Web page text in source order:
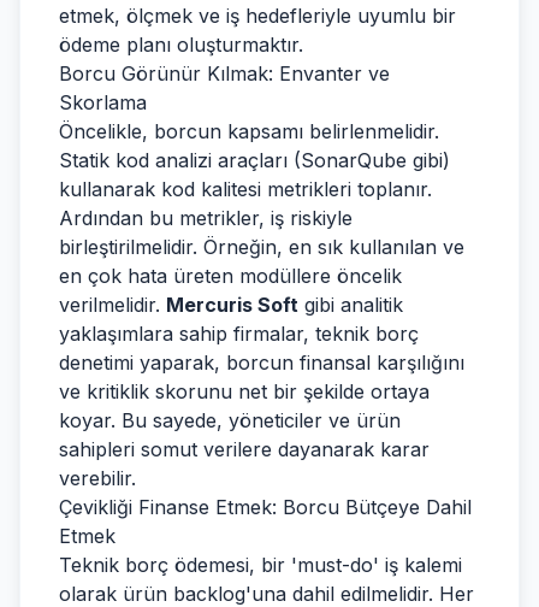
etmek, ölçmek ve iş hedefleriyle uyumlu bir
ödeme planı oluşturmaktır.
Borcu Görünür Kılmak: Envanter ve
Skorlama
Öncelikle, borcun kapsamı belirlenmelidir.
Statik kod analizi araçları (SonarQube gibi)
kullanarak kod kalitesi metrikleri toplanır.
Ardından bu metrikler, iş riskiyle
birleştirilmelidir. Örneğin, en sık kullanılan ve
en çok hata üreten modüllere öncelik
verilmelidir. Mercuris Soft gibi analitik
yaklaşımlara sahip firmalar, teknik borç
denetimi yaparak, borcun finansal karşılığını
ve kritiklik skorunu net bir şekilde ortaya
koyar. Bu sayede, yöneticiler ve ürün
sahipleri somut verilere dayanarak karar
verebilir.
Çevikliği Finanse Etmek: Borcu Bütçeye Dahil
Etmek
Teknik borç ödemesi, bir 'must-do' iş kalemi
olarak ürün backlog'una dahil edilmelidir. Her